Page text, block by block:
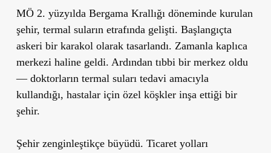
MÖ 2. yüzyılda Bergama Krallığı döneminde kurulan
şehir, termal suların etrafında gelişti. Başlangıçta
askeri bir karakol olarak tasarlandı. Zamanla kaplıca
merkezi haline geldi. Ardından tıbbi bir merkez oldu
— doktorların termal suları tedavi amacıyla
kullandığı, hastalar için özel köşkler inşa ettiği bir
şehir.
Şehir zenginleştikçe büyüdü. Ticaret yolları